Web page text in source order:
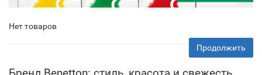
Нет товаров
Продолжить